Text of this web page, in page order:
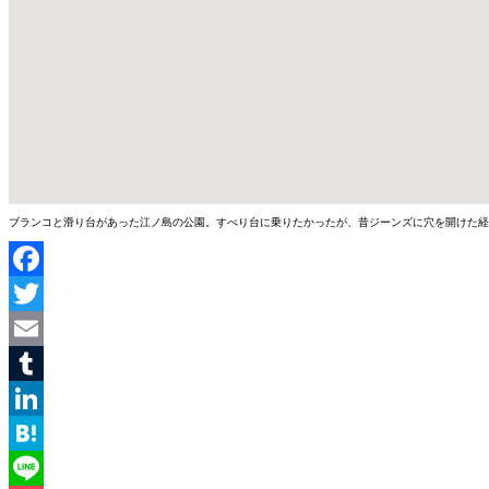
ブランコと滑り台があった江ノ島の公園。すべり台に乗りたかったが、昔ジーンズに穴を開けた
Facebook
Twitter
Email
Tumblr
LinkedIn
Hatena